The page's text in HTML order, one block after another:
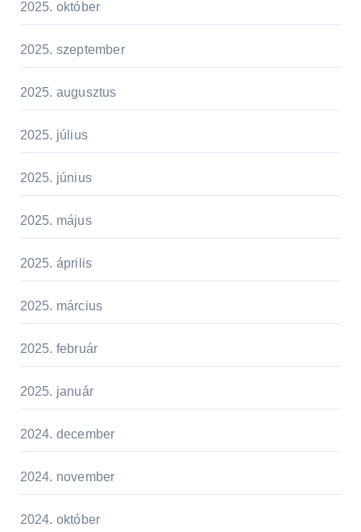
2025. október
2025. szeptember
2025. augusztus
2025. július
2025. június
2025. május
2025. április
2025. március
2025. február
2025. január
2024. december
2024. november
2024. október